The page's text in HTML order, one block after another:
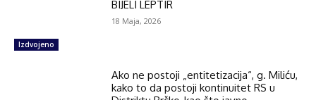
Izdvojeno
BIJELI LEPTIR
18 Maja, 2026
Ako ne postoji „entitetizacija“, g. Miliću,
kako to da postoji kontinuitet RS u